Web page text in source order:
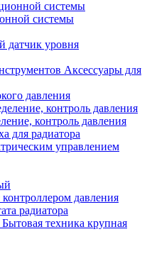
системы
датчик уровня
Аксессуары для
давления
контроль давления
для радиатора
управлением
контроллером давления
радиатора
Бытовая техника крупная